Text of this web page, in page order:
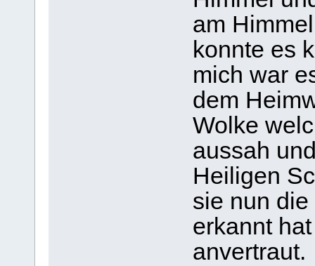
am
konnte es
mich war
dem
Wolke
aussah
Heiligen
sie nun
erkannt
anvertraut.